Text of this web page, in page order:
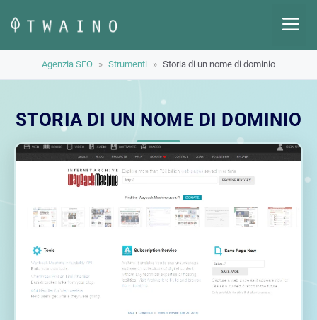
contenuto
Agenzia SEO » Strumenti » Storia di un nome di dominio
STORIA DI UN NOME DI DOMINIO